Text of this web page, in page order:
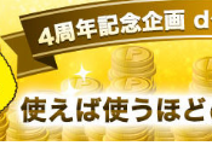
からついに「ドコモd払い20
ですね。 皆さま、事前準…